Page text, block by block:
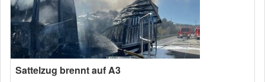
Sattelzug brennt auf A3